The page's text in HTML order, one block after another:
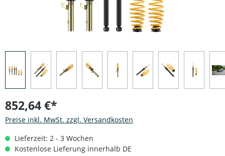
852,64 €*
Preise inkl. MwSt. zzgl. Versandkosten
Lieferzeit: 2 - 3 Wochen
Kostenlose Lieferung innerhalb DE